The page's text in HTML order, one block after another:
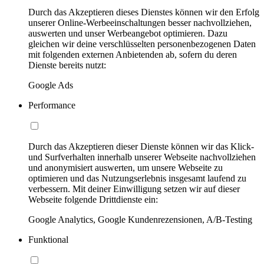
Durch das Akzeptieren dieses Dienstes können wir den Erfolg
unserer Online-Werbeeinschaltungen besser nachvollziehen,
auswerten und unser Werbeangebot optimieren. Dazu
gleichen wir deine verschlüsselten personenbezogenen Daten
mit folgenden externen Anbietenden ab, sofern du deren
Dienste bereits nutzt:
Google Ads
Performance
Durch das Akzeptieren dieser Dienste können wir das Klick-
und Surfverhalten innerhalb unserer Webseite nachvollziehen
und anonymisiert auswerten, um unsere Webseite zu
optimieren und das Nutzungserlebnis insgesamt laufend zu
verbessern. Mit deiner Einwilligung setzen wir auf dieser
Webseite folgende Drittdienste ein:
Google Analytics, Google Kundenrezensionen, A/B-Testing
Funktional